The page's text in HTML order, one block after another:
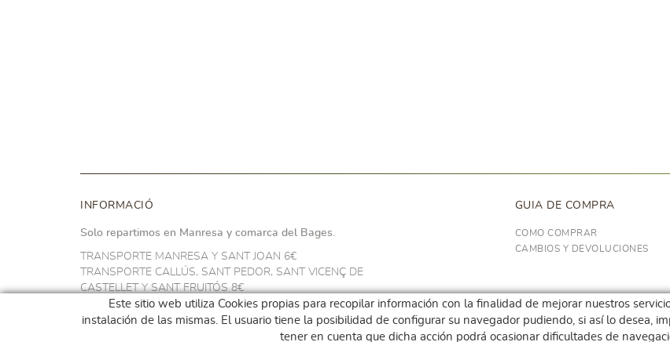
INFORMACIÓ
Solo repartimos en Manresa y comarca del Bages.
TRANSPORTE MANRESA Y SANT JOAN 6€
TRANSPORTE CALLÚS, SANT PEDOR, SANT VICENÇ DE
CASTELLET Y SANT FRUITÓS 8€
TRANSPORTE NAVARCLES Y ARTÉS 10€
TRANSPORTE EN EL RESTO DEL BAGES 14€
GUIA DE COMPRA
COMO COMPRAR
CAMBIOS Y DEVOLUCIONES
Este sitio web utiliza Cookies propias para recopilar información con la finalidad de mejorar nuestros
instalación de las mismas. El usuario tiene la posibilidad de configurar su navegador pudiendo, si así lo desea,
tener en cuenta que dicha acción podrá ocasionar dificultades de